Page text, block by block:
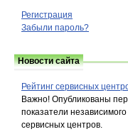
Регистрация
Забыли пароль?
Новости сайта
Рейтинг сервисных
Важно! Опубликованы
показатели
сервисных центров.